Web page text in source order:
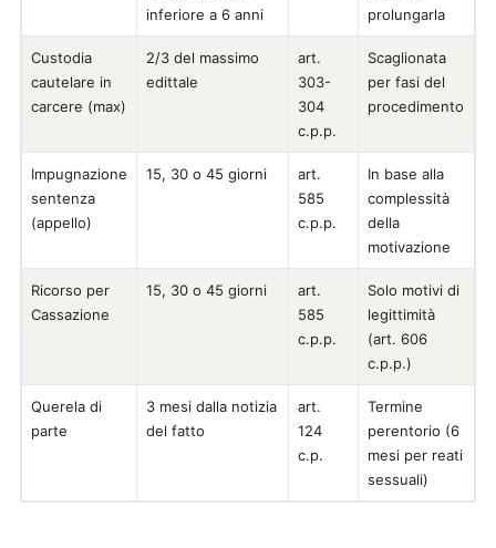
inferiore a 6 anni
prolungarla
Custodia
cautelare in
carcere (max)
2/3 del massimo
edittale
art.
303-
304
c.p.p.
Scaglionata
per fasi del
procedimento
Impugnazione
sentenza
(appello)
15, 30 o 45 giorni
art.
585
c.p.p.
In base alla
complessità
della
motivazione
Ricorso per
Cassazione
15, 30 o 45 giorni
art.
585
c.p.p.
Solo motivi di
legittimità
(art. 606
c.p.p.)
Querela di
parte
3 mesi dalla notizia
del fatto
art.
124
c.p.
Termine
perentorio (6
mesi per reati
sessuali)